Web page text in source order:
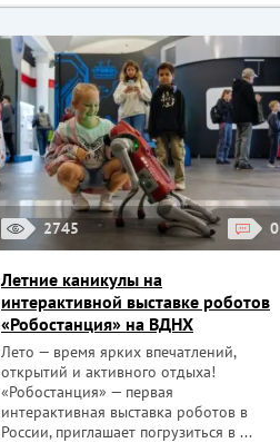
2745 0
Летние каникулы на
интерактивной выставке роботов
«Робостанция» на ВДНХ
Лето — время ярких впечатлений,
открытий и активного отдыха!
«Робостанция» — первая
интерактивная выставка роботов в
России, приглашает погрузиться в ...